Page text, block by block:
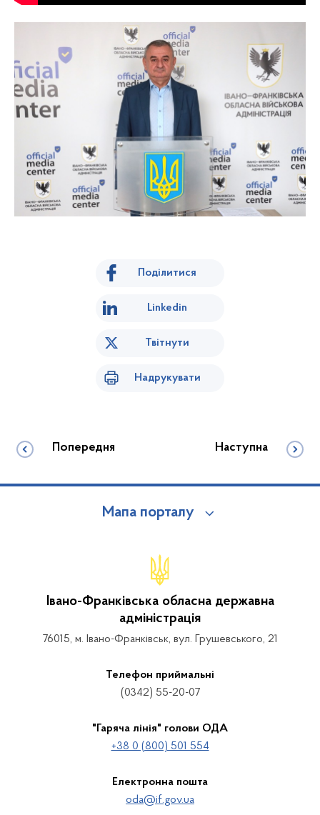
Поділитися
Linkedin
Твітнути
Надрукувати
Попередня Наступна
Мапа порталу
Івано-Франківська обласна державна
адміністрація
76015, м. Івано-Франківськ, вул. Грушевського, 21
Телефон приймальні
(0342) 55-20-07
"Гаряча лінія" голови ОДА
+38 0 (800) 501 554
Електронна пошта
oda@if.gov.ua